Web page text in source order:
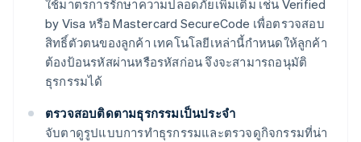
ใช้มาตรการรักษาความปลอดภัยเพิ่มเติม เช่น Verified
by Visa หรือ Mastercard SecureCode เพื่อตรวจสอบ
สิทธิ์ตัวตนของลูกค้า เทคโนโลยีเหล่านี้กําหนดให้ลูกค้า
ต้องป้อนรหัสผ่านหรือรหัสก่อน จึงจะสามารถอนุมัติ
ธุรกรรมได้
ตรวจสอบติดตามธุรกรรมเป็นประจํา
จับตาดูรูปแบบการทําธุรกรรมและตรวจดูกิจกรรมที่น่า